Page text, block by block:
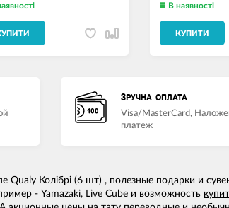
В наявності
КУПИТИ
ЗРУЧНА ОПЛАТА
Visa/MasterCard,
платеж
Qualy Колібрі (6 шт) , полезные подарки и
- Yamazaki, Live Cube и возможность